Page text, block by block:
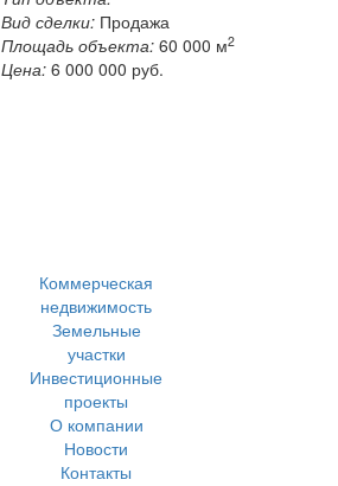
Вид сделки: Продажа
Площадь объекта: 60 000 м2
Цена:6 000 000 руб.
Коммерческая
недвижимость
Земельные
участки
Инвестиционные
проекты
О компании
Новости
Контакты